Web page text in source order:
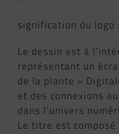
signification du logo :
Le dessin est à
représentant un
de la plante «
et des connexions
dans l’univers
Le titre est